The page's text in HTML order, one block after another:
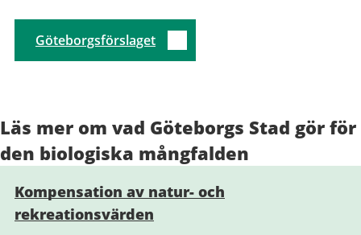
Göteborgsförslaget
Läs mer om vad Göteborgs Stad gör för
den biologiska mångfalden
Kompensation av natur- och
rekreationsvärden